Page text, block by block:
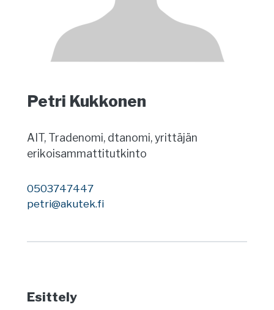
Petri Kukkonen
AIT, Tradenomi, dtanomi, yrittäjän
erikoisammattitutkinto
0503747447
petri@akutek.fi
Esittely